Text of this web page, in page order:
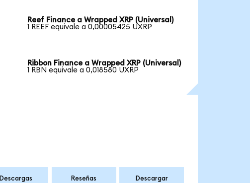
Reef Finance a Wrapped XRP (Universal)
1 REEF equivale a 0,00005425 UXRP
Ribbon Finance a Wrapped XRP (Universal)
1 RBN equivale a 0,018580 UXRP
Descargas Reseñas Descargar